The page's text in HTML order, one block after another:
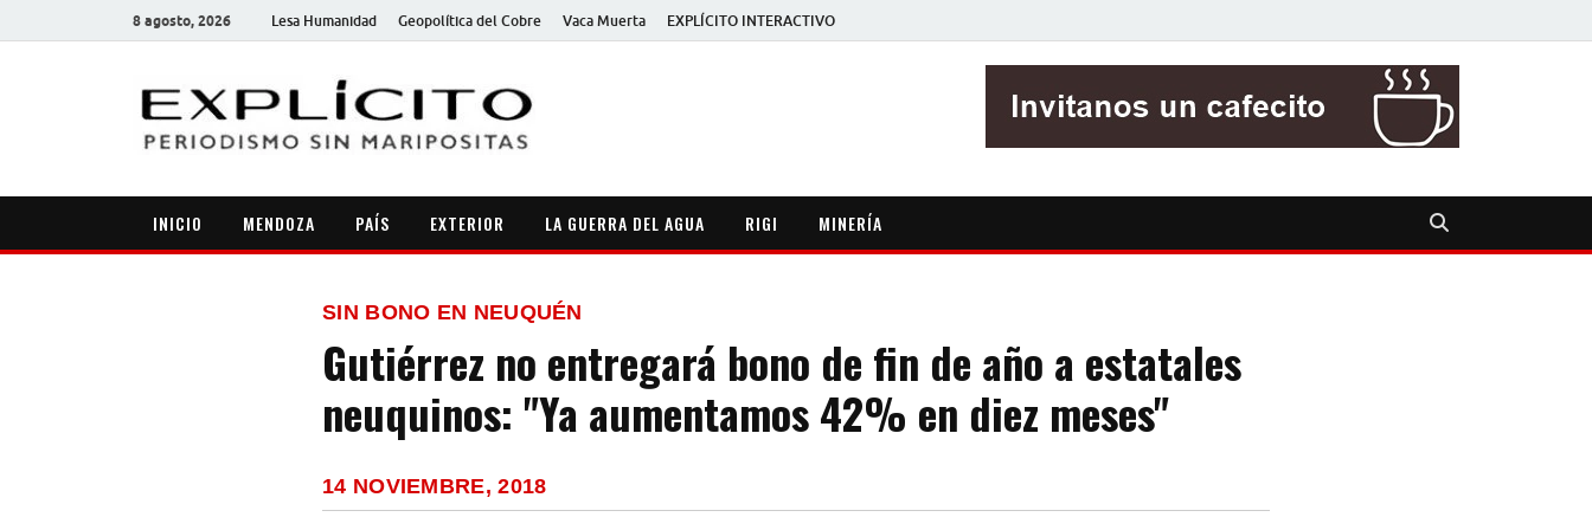
8 agosto, 2026 Lesa Humanidad Geopolítica del Cobre Vaca Muerta EXPLÍCITO INTERACTIVO
INICIO MENDOZA PAÍS EXTERIOR LA GUERRA DEL AGUA RIGI MINERÍA
SIN BONO EN NEUQUÉN
Gutiérrez no entregará bono de fin de año a estatales
neuquinos: "Ya aumentamos 42% en diez meses"
14 NOVIEMBRE, 2018